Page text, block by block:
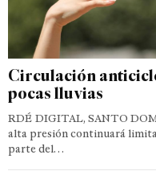
Circulación
pocas lluvias
RDÉ DIGITAL, SANTO
alta presión continuará
parte del…